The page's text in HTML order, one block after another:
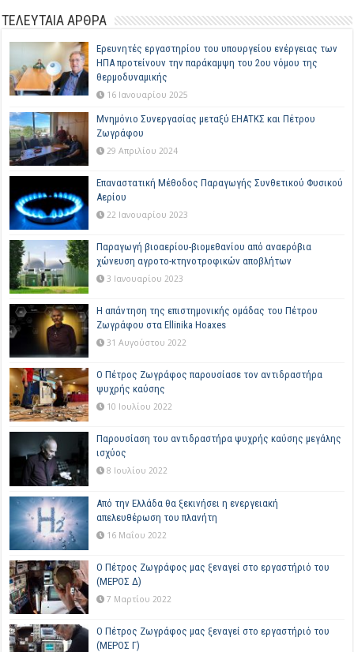
ΤΕΛΕΥΤΑΙΑ ΑΡΘΡΑ
Ερευνητές εργαστηρίου του υπουργείου ενέργειας των
ΗΠΑ προτείνουν την παράκαμψη του 2ου νόμου της
θερμοδυναμικής
16 Ιανουαρίου 2025
Μνημόνιο Συνεργασίας μεταξύ ΕΗΑΤΚΣ και Πέτρου
Ζωγράφου
29 Απριλίου 2024
Επαναστατική Μέθοδος Παραγωγής Συνθετικού Φυσικού
Αερίου
22 Ιανουαρίου 2023
Παραγωγή βιοαερίου-βιομεθανίου από αναερόβια
χώνευση αγροτο-κτηνοτροφικών αποβλήτων
3 Ιανουαρίου 2023
Η απάντηση της επιστημονικής ομάδας του Πέτρου
Ζωγράφου στα Ellinika Hoaxes
31 Αυγούστου 2022
Ο Πέτρος Ζωγράφος παρουσίασε τον αντιδραστήρα
ψυχρής καύσης
10 Ιουλίου 2022
Παρουσίαση του αντιδραστήρα ψυχρής καύσης μεγάλης
ισχύος
8 Ιουλίου 2022
Από την Ελλάδα θα ξεκινήσει η ενεργειακή
απελευθέρωση του πλανήτη
16 Μαΐου 2022
Ο Πέτρος Ζωγράφος μας ξεναγεί στο εργαστήριό του
(ΜΕΡΟΣ Δ)
7 Μαρτίου 2022
Ο Πέτρος Ζωγράφος μας ξεναγεί στο εργαστήριό του
(ΜΕΡΟΣ Γ)